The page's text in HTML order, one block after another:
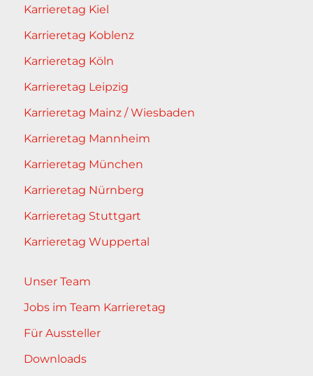
Karrieretag Kiel
Karrieretag Koblenz
Karrieretag Köln
Karrieretag Leipzig
Karrieretag Mainz / Wiesbaden
Karrieretag Mannheim
Karrieretag München
Karrieretag Nürnberg
Karrieretag Stuttgart
Karrieretag Wuppertal
Unser Team
Jobs im Team Karrieretag
Für Aussteller
Downloads